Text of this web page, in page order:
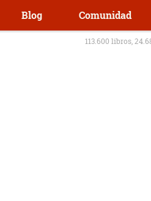
Blog Comunidad
113.600 libros,